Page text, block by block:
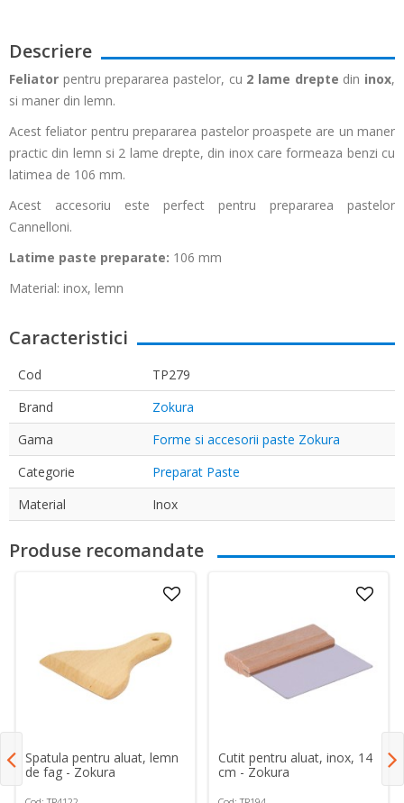
Descriere
Feliator pentru prepararea pastelor, cu 2 lame drepte din inox,
si maner din lemn.
Acest feliator pentru prepararea pastelor proaspete are un maner
practic din lemn si 2 lame drepte, din inox care formeaza benzi cu
latimea de 106 mm.
Acest accesoriu este perfect pentru prepararea pastelor
Cannelloni.
Latime paste preparate: 106 mm
Material: inox, lemn
Caracteristici
Cod
TP279
Brand
Zokura
Gama
Forme si accesorii paste Zokura
Categorie
Preparat Paste
Material
Inox
Produse recomandate
Spatula pentru aluat, lemn
de fag - Zokura
Cutit pentru aluat, inox, 14
cm - Zokura